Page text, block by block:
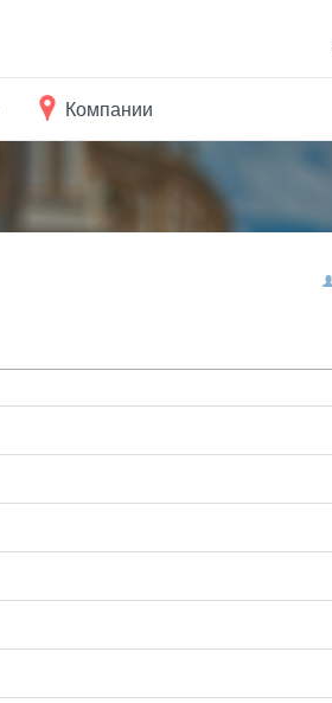
Компании